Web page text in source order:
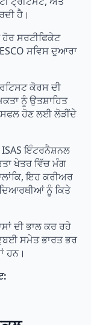
ਹੈ।
ਸਰਟੀਫਿਕੇਟ
ਸਵਿਸ ਦੁਆਰਾ
ਕੋਰਸ ਦੀ
ਨੂੰ ਉਤਸ਼ਾਹਿਤ
ਹੋਣ ਲਈ ਲੋੜੀਂਦੇ
ISAS ਇੰਟਰਨੈਸ਼ਨਲ
ਖੇਤਰ ਵਿੱਚ ਮੰਗ
ਇਹ ਕਰੀਅਰ
ਨੂੰ ਕਿਤੇ
ਦੀ ਭਾਲ ਕਰ ਰਹੇ
ਸਮੇਤ ਭਾਰਤ ਭਰ
ਹਨ।